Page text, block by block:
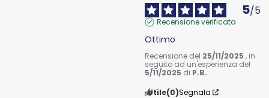
5/5
Recensione verificata
Ottimo
Recensione del 25/11/2025 , in
seguito ad un'esperienza del
5/11/2025 di P.B.
Utile(0)Segnala